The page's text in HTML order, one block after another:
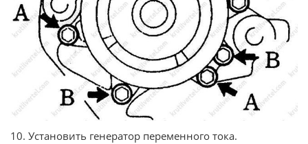
10. Установить генератор переменного тока.